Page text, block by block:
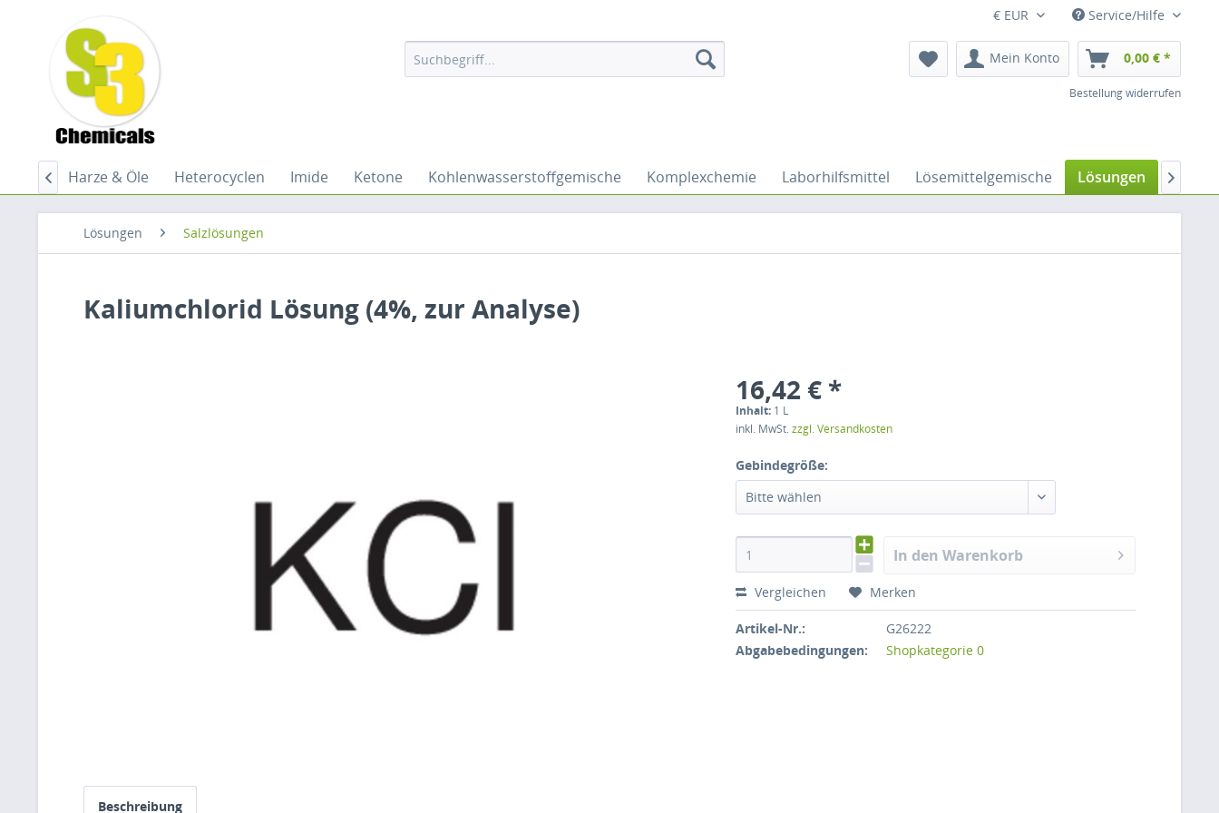
€ EUR Service/Hilfe
Mein Konto 0,00 € *
Bestellung widerrufen
Harze & Öle Heterocyclen Imide Ketone Kohlenwasserstoffgemische Komplexchemie Laborhilfsmittel Lösemittelgemische Lösungen Nitrile
 
Lösungen Salzlösungen
Kaliumchlorid Lösung (4%, zur Analyse)
16,42 € *
Inhalt: 1 L
inkl. MwSt.zzgl. Versandkosten
Gebindegröße:
Bitte wählen
In den Warenkorb
Vergleichen Merken
Artikel-Nr.:
G26222
Abgabebedingungen:
Shopkategorie 0
Beschreibung